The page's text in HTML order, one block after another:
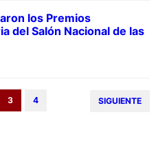
los Premios
del Salón Nacional de las
3 4 SIGUIENTE